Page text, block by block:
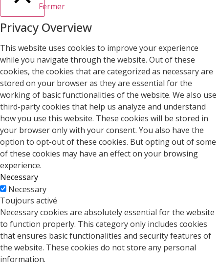
Fermer
Privacy Overview
This website uses cookies to improve your experience
while you navigate through the website. Out of these
cookies, the cookies that are categorized as necessary are
stored on your browser as they are essential for the
working of basic functionalities of the website. We also use
third-party cookies that help us analyze and understand
how you use this website. These cookies will be stored in
your browser only with your consent. You also have the
option to opt-out of these cookies. But opting out of some
of these cookies may have an effect on your browsing
experience.
Necessary
Necessary
Toujours activé
Necessary cookies are absolutely essential for the website
to function properly. This category only includes cookies
that ensures basic functionalities and security features of
the website. These cookies do not store any personal
information.